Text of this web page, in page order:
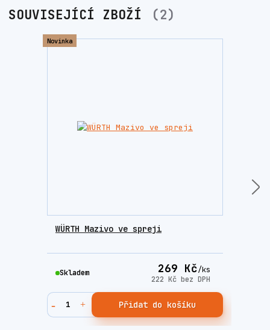
SOUVISEJÍCÍ ZBOŽÍ 2
Novinka
WÜRTH Mazivo ve spreji
269 Kč/ks
222 Kč bez DPH
Skladem
Přidat do košíku